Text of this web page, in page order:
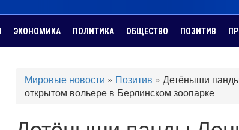
ЭКОНОМИКА ПОЛИТИКА ОБЩЕСТВО ПОЗИТИВ
Мировые новости » Позитив » Детёныши
открытом вольере в Берлинском зоопарке